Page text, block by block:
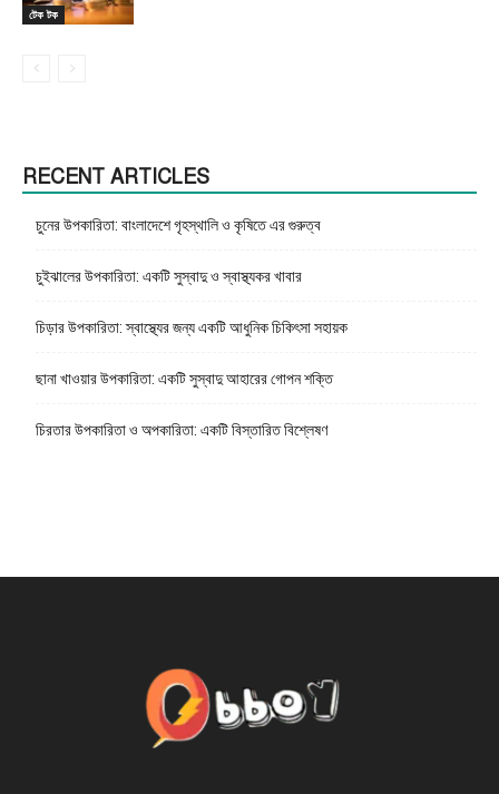
টেক টক
RECENT ARTICLES
চুনের উপকারিতা: বাংলাদেশে গৃহস্থালি ও কৃষিতে এর গুরুত্ব
চুইঝালের উপকারিতা: একটি সুস্বাদু ও স্বাস্থ্যকর খাবার
চিড়ার উপকারিতা: স্বাস্থ্যের জন্য একটি আধুনিক চিকিৎসা সহায়ক
ছানা খাওয়ার উপকারিতা: একটি সুস্বাদু আহারের গোপন শক্তি
চিরতার উপকারিতা ও অপকারিতা: একটি বিস্তারিত বিশ্লেষণ